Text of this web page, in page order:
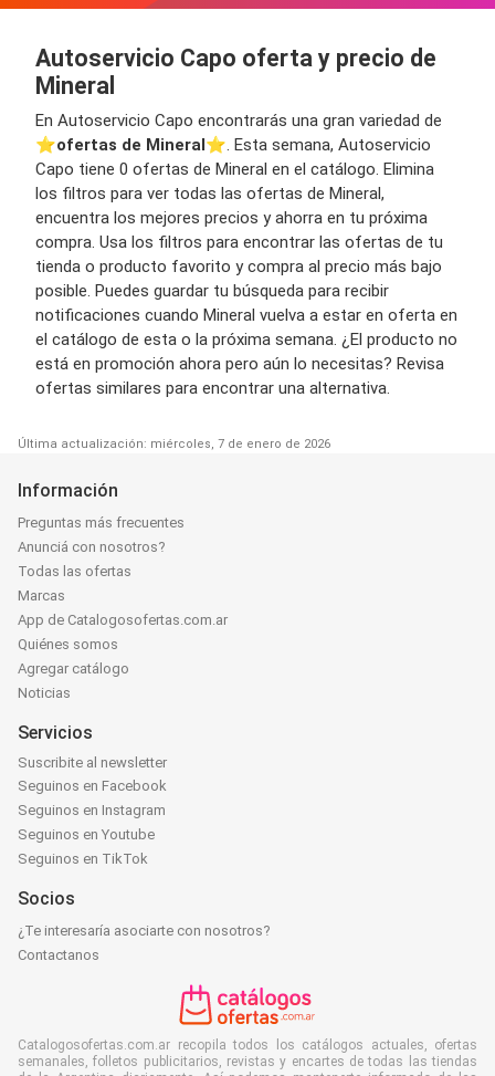
Autoservicio Capo oferta y precio de
Mineral
En Autoservicio Capo encontrarás una gran variedad de
⭐️ofertas de Mineral⭐️. Esta semana, Autoservicio
Capo tiene 0 ofertas de Mineral en el catálogo. Elimina
los filtros para ver todas las ofertas de Mineral,
encuentra los mejores precios y ahorra en tu próxima
compra. Usa los filtros para encontrar las ofertas de tu
tienda o producto favorito y compra al precio más bajo
posible. Puedes guardar tu búsqueda para recibir
notificaciones cuando Mineral vuelva a estar en oferta en
el catálogo de esta o la próxima semana. ¿El producto no
está en promoción ahora pero aún lo necesitas? Revisa
ofertas similares para encontrar una alternativa.
Última actualización: miércoles, 7 de enero de 2026
Información
Preguntas más frecuentes
Anunciá con nosotros?
Todas las ofertas
Marcas
App de Catalogosofertas.com.ar
Quiénes somos
Agregar catálogo
Noticias
Servicios
Suscribite al newsletter
Seguinos en Facebook
Seguinos en Instagram
Seguinos en Youtube
Seguinos en TikTok
Socios
¿Te interesaría asociarte con nosotros?
Contactanos
Catalogosofertas.com.ar recopila todos los catálogos actuales, ofertas
semanales, folletos publicitarios, revistas y encartes de todas las tiendas